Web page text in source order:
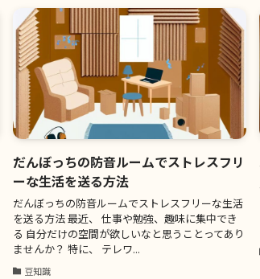
だんぼっちの防音ルームでストレスフリ
ーな生活を送る方法
だんぼっちの防音ルームでストレスフリーな生活
を送る方法 最近、 仕事や勉強、趣味に集中でき
る 自分だけの空間が欲しいなと思うことってあり
ませんか？ 特に、 テレワ...
豆知識